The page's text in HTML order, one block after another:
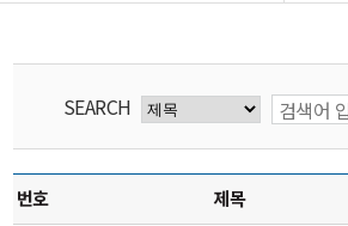
SEARCH
번호 제목